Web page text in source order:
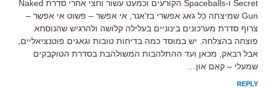
Secret ו-Spaceballs הקורעים וכמעט עשור וחצי אחרי סדרת Naked
Gun שמיצתה כל גאג אפשרי בז'אנר, אי אפשר – פשוט אי אפשר –
צרוף סדרת מערכונים בינוניים בעלילה קלושה ולהרגיש שהנוסחא
פוצחה בהצלחה. יש במוסד כמה בדיחות טובות וגאגים פוטנציאליים,
אבל רבאק, מכאן ועד ההתלהבות המשולהבת בסדרת הטוקבקים
שמעלי – קאם און…
REPLY